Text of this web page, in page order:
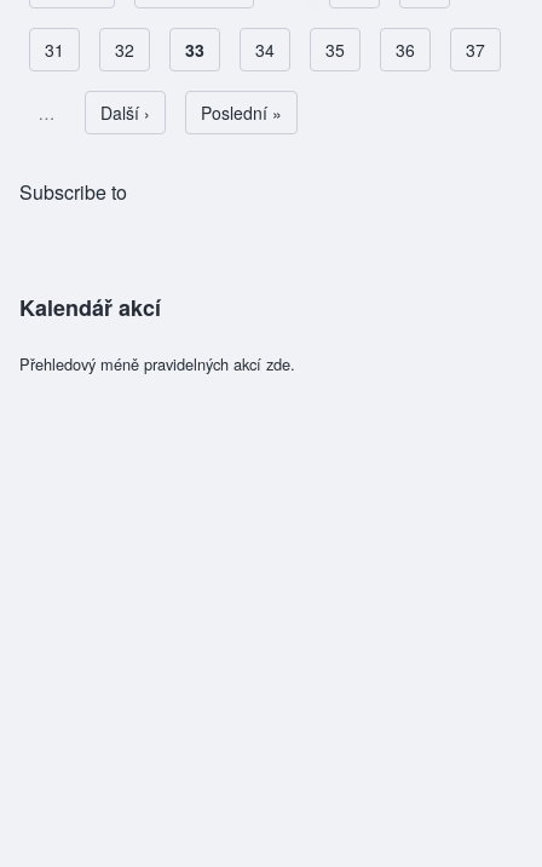
Pagination
Page
31 Page
32 Aktuální stránka
33 Page
34 Page
35 Page
36 Page
37
… Následující stránka
Další › Poslední stránka
Poslední »
Subscribe to
Kalendář akcí
Přehledový méně pravidelných akcí zde.